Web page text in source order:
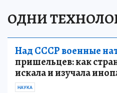
ОДНИ
Над СССР военные
пришельцев: как
искала и изучала
НАУКА